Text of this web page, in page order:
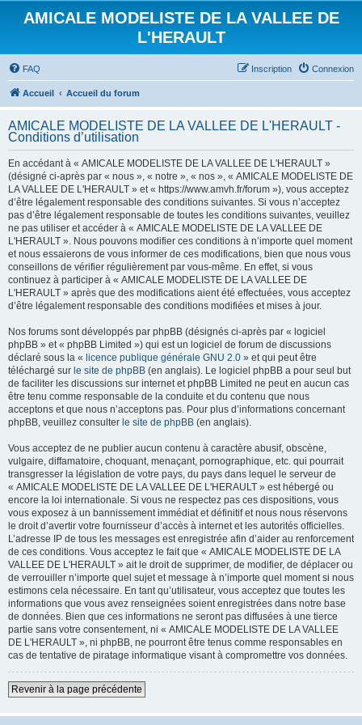
AMICALE MODELISTE DE LA VALLEE DE
L'HERAULT
FAQ Connexion
Inscription
Accueil Accueil du forum
AMICALE MODELISTE DE LA VALLEE DE L'HERAULT -
Conditions d’utilisation
En accédant à « AMICALE MODELISTE DE LA VALLEE DE L'HERAULT »
(désigné ci-après par « nous », « notre », « nos », « AMICALE MODELISTE DE
LA VALLEE DE L'HERAULT » et « https://www.amvh.fr/forum »), vous acceptez
d’être légalement responsable des conditions suivantes. Si vous n’acceptez
pas d’être légalement responsable de toutes les conditions suivantes, veuillez
ne pas utiliser et accéder à « AMICALE MODELISTE DE LA VALLEE DE
L'HERAULT ». Nous pouvons modifier ces conditions à n’importe quel moment
et nous essaierons de vous informer de ces modifications, bien que nous vous
conseillons de vérifier régulièrement par vous-même. En effet, si vous
continuez à participer à « AMICALE MODELISTE DE LA VALLEE DE
L'HERAULT » après que des modifications aient été effectuées, vous acceptez
d’être légalement responsable des conditions modifiées et mises à jour.
Nos forums sont développés par phpBB (désignés ci-après par « logiciel
phpBB » et « phpBB Limited ») qui est un logiciel de forum de discussions
déclaré sous la « licence publique générale GNU 2.0 » et qui peut être
téléchargé sur le site de phpBB (en anglais). Le logiciel phpBB a pour seul but
de faciliter les discussions sur internet et phpBB Limited ne peut en aucun cas
être tenu comme responsable de la conduite et du contenu que nous
acceptons et que nous n’acceptons pas. Pour plus d’informations concernant
phpBB, veuillez consulter le site de phpBB (en anglais).
Vous acceptez de ne publier aucun contenu à caractère abusif, obscène,
vulgaire, diffamatoire, choquant, menaçant, pornographique, etc. qui pourrait
transgresser la législation de votre pays, du pays dans lequel le serveur de
« AMICALE MODELISTE DE LA VALLEE DE L'HERAULT » est hébergé ou
encore la loi internationale. Si vous ne respectez pas ces dispositions, vous
vous exposez à un bannissement immédiat et définitif et nous nous réservons
le droit d’avertir votre fournisseur d’accès à internet et les autorités officielles.
L’adresse IP de tous les messages est enregistrée afin d’aider au renforcement
de ces conditions. Vous acceptez le fait que « AMICALE MODELISTE DE LA
VALLEE DE L'HERAULT » ait le droit de supprimer, de modifier, de déplacer ou
de verrouiller n’importe quel sujet et message à n’importe quel moment si nous
estimons cela nécessaire. En tant qu’utilisateur, vous acceptez que toutes les
informations que vous avez renseignées soient enregistrées dans notre base
de données. Bien que ces informations ne seront pas diffusées à une tierce
partie sans votre consentement, ni « AMICALE MODELISTE DE LA VALLEE
DE L'HERAULT », ni phpBB, ne pourront être tenus comme responsables en
cas de tentative de piratage informatique visant à compromettre vos données.
Revenir à la page précédente